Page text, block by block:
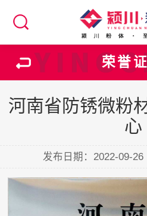
荣誉
河南省防锈微粉
心
发布日期：2022-09-26